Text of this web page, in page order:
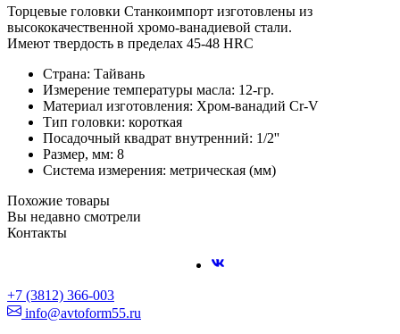
Торцевые головки Станкоимпорт изготовлены из
высококачественной хромо-ванадиевой стали.
Имеют твердость в пределах 45-48 HRC
Страна: Тайвань
Измерение температуры масла: 12-гр.
Материал изготовления: Хром-ванадий Cr-V
Тип головки: короткая
Посадочный квадрат внутренний: 1/2''
Размер, мм: 8
Система измерения: метрическая (мм)
Похожие товары
Вы недавно смотрели
Контакты
+7 (3812) 366-003
info@avtoform55.ru